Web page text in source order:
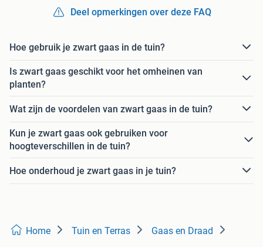
Deel opmerkingen over deze FAQ
Hoe gebruik je zwart gaas in de tuin?
Is zwart gaas geschikt voor het omheinen van
planten?
Wat zijn de voordelen van zwart gaas in de tuin?
Kun je zwart gaas ook gebruiken voor
hoogteverschillen in de tuin?
Hoe onderhoud je zwart gaas in je tuin?
Home Tuin en Terras Gaas en Draad